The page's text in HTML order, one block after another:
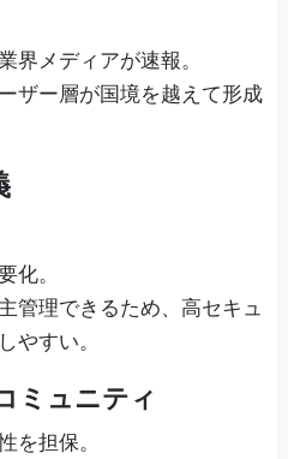
界メディアが速報。
ザー層が国境を越えて形成
化。
管理できるため、高セキュ
やすい。
を担保。
寄与し、公共財としての価